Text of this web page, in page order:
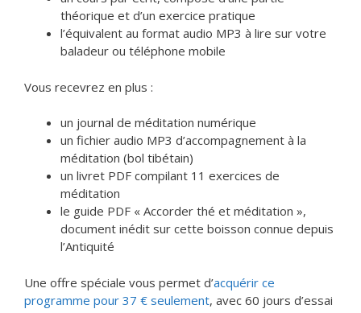
théorique et d’un exercice pratique
l’équivalent au format audio MP3 à lire sur votre
baladeur ou téléphone mobile
Vous recevrez en plus :
un journal de méditation numérique
un fichier audio MP3 d’accompagnement à la
méditation (bol tibétain)
un livret PDF compilant 11 exercices de
méditation
le guide PDF « Accorder thé et méditation »,
document inédit sur cette boisson connue depuis
l’Antiquité
Une offre spéciale vous permet d’acquérir ce
programme pour 37 € seulement, avec 60 jours d’essai